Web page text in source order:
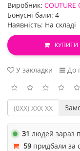
Виробник: COUTURE
Бонусні бали: 4
Наявність: На складі
КУПИТИ
У закладки
До
31 людей зараз
59 придбали за